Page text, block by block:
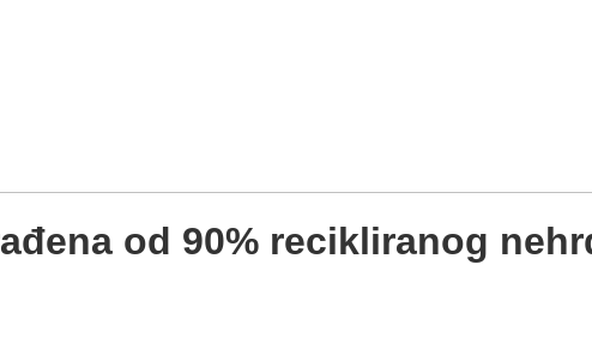
od 90% recikliranog